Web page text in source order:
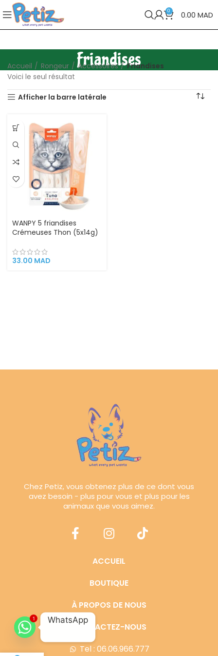
0 0.00 MAD
Friandises
Accueil Rongeur Accessoires
Friandises
Voici le seul résultat
Afficher la barre latérale
WANPY 5 friandises
Crémeuses Thon (5x14g)
33.00 MAD
Chez Petiz, vous obtenez plus de ce dont vous
avez besoin - plus pour vous et plus pour les
animaux que vous aimez.
ACCUEIL
BOUTIQUE
À PROPOS DE NOUS
CONTACTEZ-NOUS
Tel : 06.06.966.777
1 WhatsApp